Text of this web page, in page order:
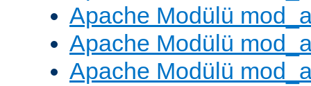
Apache Modülü
Apache Modülü
Apache Modülü